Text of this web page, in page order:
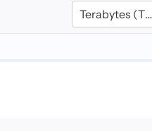
Terabytes (TB)